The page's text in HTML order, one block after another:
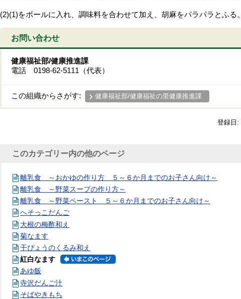
(2)(1)をボールに入れ、調味料を合わせて加え、胡麻をパラパラとふる。
お問い合わせ
健康福祉部/健康推進課
電話 0198-62-5111（代表）
この組織からさがす: 健康福祉部/健康福祉の里健康推進課
登録日:
このカテゴリー内の他のページ
離乳食 ～おかゆの作り方 ５～６か月までのお子さん向け～
離乳食 ～野菜スープの作り方～
離乳食 ～野菜ペースト ５～６か月までのお子さん向け～
へそっこだんご
大根の梅酢和え
菊なます
干ぴょうのくるみ和え
紅白なます
あゆ飯
寺沢だんご汁
そばやきもち